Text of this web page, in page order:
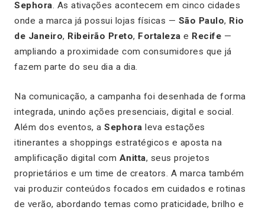
Sephora. As ativações acontecem em cinco cidades
onde a marca já possui lojas físicas — São Paulo, Rio
de Janeiro, Ribeirão Preto, Fortaleza e Recife —
ampliando a proximidade com consumidores que já
fazem parte do seu dia a dia.
Na comunicação, a campanha foi desenhada de forma
integrada, unindo ações presenciais, digital e social.
Além dos eventos, a Sephora leva estações
itinerantes a shoppings estratégicos e aposta na
amplificação digital com Anitta, seus projetos
proprietários e um time de creators. A marca também
vai produzir conteúdos focados em cuidados e rotinas
de verão, abordando temas como praticidade, brilho e